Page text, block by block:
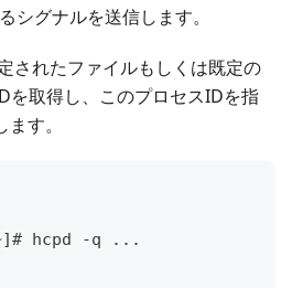
シグナルを送信します。
されたファイルもしくは既定の
を取得し、このプロセスIDを指
す。
hcpd -q ...